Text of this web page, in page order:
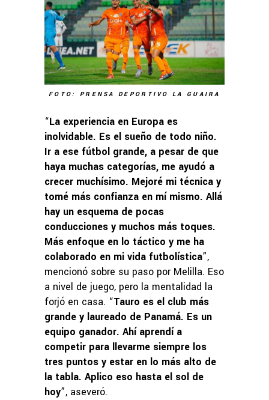
FOTO: PRENSA DEPORTIVO LA GUAIRA
“La experiencia en Europa es
inolvidable. Es el sueño de todo niño.
Ir a ese fútbol grande, a pesar de que
haya muchas categorías, me ayudó a
crecer muchísimo. Mejoré mi técnica y
tomé más confianza en mí mismo. Allá
hay un esquema de pocas
conducciones y muchos más toques.
Más enfoque en lo táctico y me ha
colaborado en mi vida futbolística”,
mencionó sobre su paso por Melilla. Eso
a nivel de juego, pero la mentalidad la
forjó en casa. “Tauro es el club más
grande y laureado de Panamá. Es un
equipo ganador. Ahí aprendí a
competir para llevarme siempre los
tres puntos y estar en lo más alto de
la tabla. Aplico eso hasta el sol de
hoy”, aseveró.